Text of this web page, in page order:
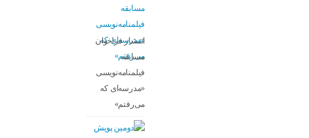
انتشار فراخوان
مسابقه
فیلمنامه‌نویسی
«مدرسه‌ای که
می‌رفتم»